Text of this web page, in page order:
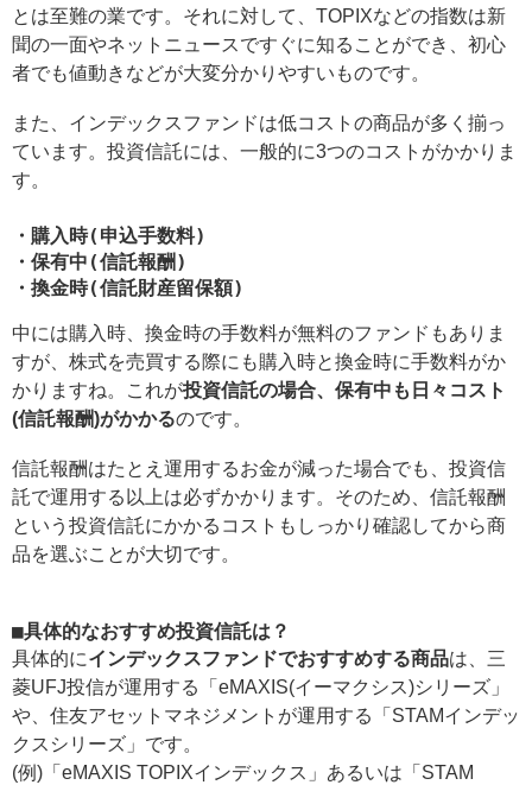
とは至難の業です。それに対して、TOPIXなどの指数は新
聞の一面やネットニュースですぐに知ることができ、初心
者でも値動きなどが大変分かりやすいものです。
また、インデックスファンドは低コストの商品が多く揃っ
ています。投資信託には、一般的に3つのコストがかかりま
す。
・購入時(申込手数料)
・保有中(信託報酬)
・換金時(信託財産留保額)
中には購入時、換金時の手数料が無料のファンドもありま
すが、株式を売買する際にも購入時と換金時に手数料がか
かりますね。これが投資信託の場合、保有中も日々コスト
(信託報酬)がかかるのです。
信託報酬はたとえ運用するお金が減った場合でも、投資信
託で運用する以上は必ずかかります。そのため、信託報酬
という投資信託にかかるコストもしっかり確認してから商
品を選ぶことが大切です。
■具体的なおすすめ投資信託は？
具体的にインデックスファンドでおすすめする商品は、三
菱UFJ投信が運用する「eMAXIS(イーマクシス)シリーズ」
や、住友アセットマネジメントが運用する「STAMインデッ
クスシリーズ」です。
(例)「eMAXIS TOPIXインデックス」あるいは「STAM